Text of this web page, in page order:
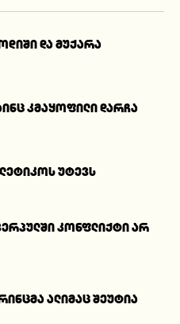
და მუქარა
კმაყოფილი დარჩა
უტევს
კონფლიქტი არ
ალიმაც შეუტია